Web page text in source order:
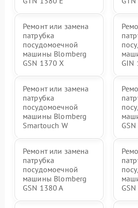
Ремонт или замена
патрубка
посудомоечной
машины Blomberg
GSN 1370 X
GIN
Ремонт или замена
патрубка
посудомоечной
машины Blomberg
Smartouch W
Ремонт или замена
патрубка
посудомоечной
машины Blomberg
GSN 1380 A